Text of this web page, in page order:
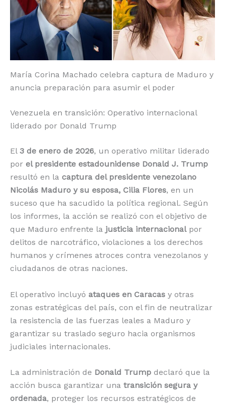
o
k
p
k r
María Corina Machado celebra captura de Maduro y
anuncia preparación para asumir el poder
Venezuela en transición: Operativo internacional
liderado por Donald Trump
El 3 de enero de 2026, un operativo militar liderado
por el presidente estadounidense Donald J. Trump
resultó en la captura del presidente venezolano
Nicolás Maduro y su esposa, Cilia Flores, en un
suceso que ha sacudido la política regional. Según
los informes, la acción se realizó con el objetivo de
que Maduro enfrente la justicia internacionalpor
delitos de narcotráfico, violaciones a los derechos
humanos y crímenes atroces contra venezolanos y
ciudadanos de otras naciones.
El operativo incluyó ataques en Caracas y otras
zonas estratégicas del país, con el fin de neutralizar
la resistencia de las fuerzas leales a Maduro y
garantizar su traslado seguro hacia organismos
judiciales internacionales.
La administración de Donald Trump declaró que la
acción busca garantizar una transición segura y
ordenada, proteger los recursos estratégicos de